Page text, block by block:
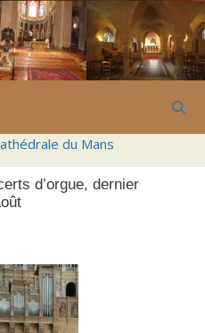
du Mans
d’orgue, dernier